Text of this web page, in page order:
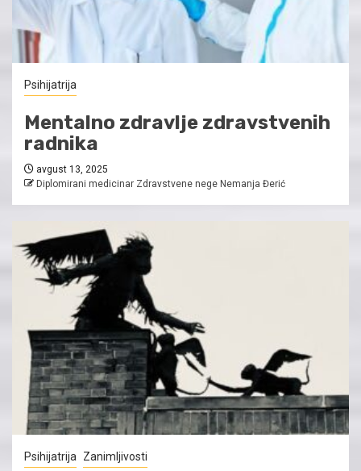
Psihijatrija
Mentalno zdravlje zdravstvenih
radnika
avgust 13, 2025
Diplomirani medicinar Zdravstvene nege Nemanja Đerić
Psihijatrija Zanimljivosti